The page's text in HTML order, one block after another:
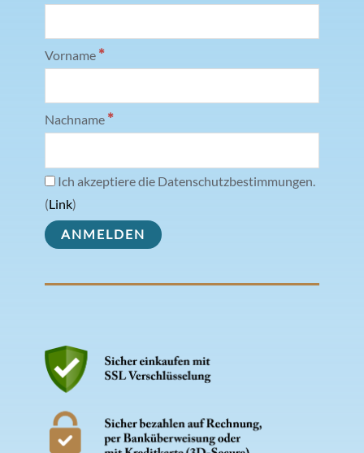
Vorname *
Nachname *
Ich akzeptiere die Datenschutzbestimmungen.
(Link)